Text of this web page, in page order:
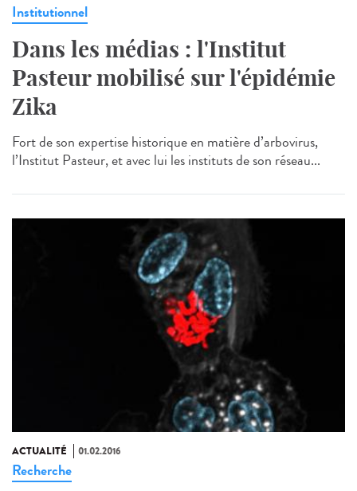
Institutionnel
Dans les médias : l'Institut
Pasteur mobilisé sur l'épidémie
Zika
Fort de son expertise historique en matière d’arbovirus,
l’Institut Pasteur, et avec lui les instituts de son réseau...
ACTUALITÉ 01.02.2016
Recherche